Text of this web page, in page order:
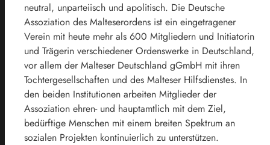
neutral, unparteiisch und apolitisch. Die Deutsche
Assoziation des Malteserordens ist ein eingetragener
Verein mit heute mehr als 600 Mitgliedern und Initiatorin
und Trägerin verschiedener Ordenswerke in Deutschland,
vor allem der Malteser Deutschland gGmbH mit ihren
Tochtergesellschaften und des Malteser Hilfsdienstes. In
den beiden Institutionen arbeiten Mitglieder der
Assoziation ehren- und hauptamtlich mit dem Ziel,
bedürftige Menschen mit einem breiten Spektrum an
sozialen Projekten kontinuierlich zu unterstützen.